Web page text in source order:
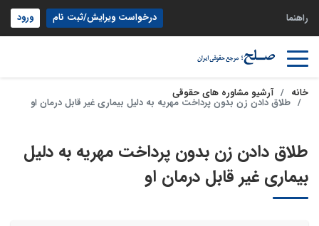
راهنما درخواست ویرایش/ثبت نام ورود
خانه آرشیو مشاوره های حقوقی
طلاق دادن زن بدون پرداخت مهریه به دلیل بیماری غیر قابل درمان او
طلاق دادن زن بدون پرداخت مهریه به دلیل
بیماری غیر قابل درمان او